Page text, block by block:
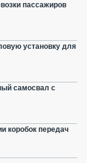
пассажиров
установку для
самосвал с
коробок передач